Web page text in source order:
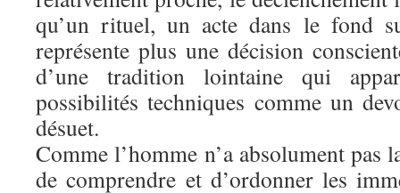
qu’un rituel, un acte dans le fond
représente plus une décision
d’une tradition lointaine qui
possibilités techniques comme un
désuet.
Comme l’homme n’a absolument pas
de comprendre et d’ordonner les